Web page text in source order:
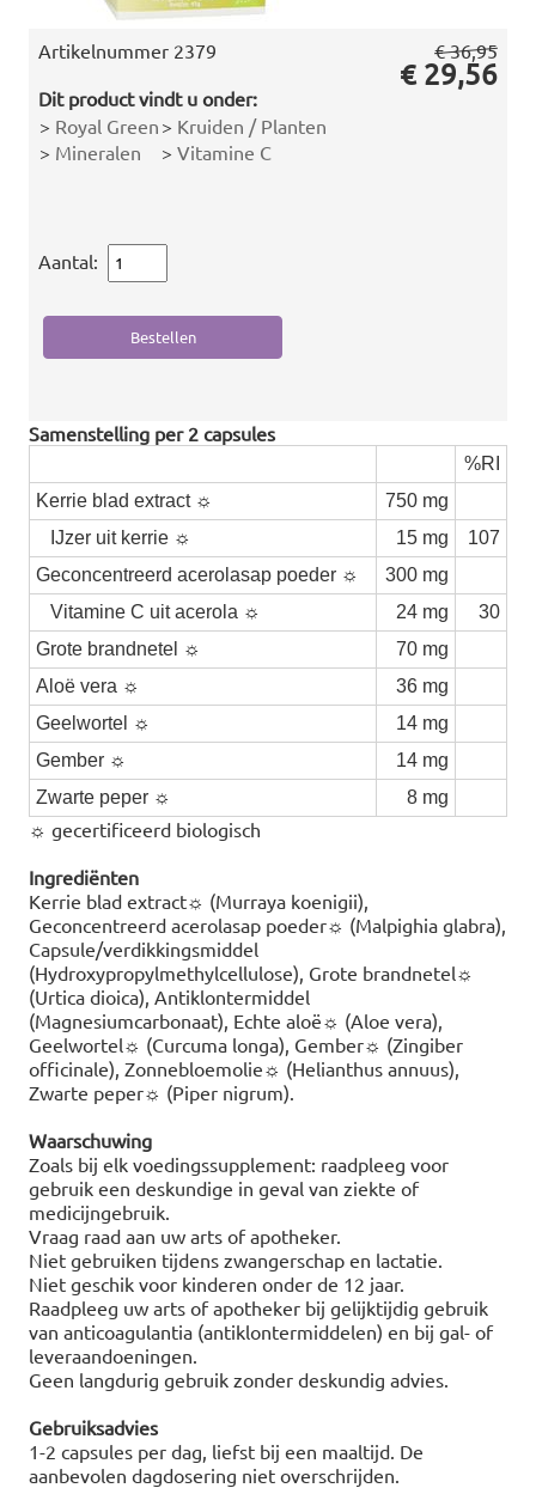
Artikelnummer 2379
Dit product vindt u onder:
> Royal Green > Kruiden / Planten
> Mineralen > Vitamine C
€ 36,95
€ 29,56
Aantal:
Samenstelling per 2 capsules
%RI
Kerrie blad extract ☼
750 mg
IJzer uit kerrie ☼
15 mg
107
Geconcentreerd acerolasap poeder ☼
300 mg
Vitamine C uit acerola ☼
24 mg
30
Grote brandnetel ☼
70 mg
Aloë vera ☼
36 mg
Geelwortel ☼
14 mg
Gember ☼
14 mg
Zwarte peper ☼
8 mg
☼ gecertificeerd biologisch
Ingrediënten
Kerrie blad extract☼ (Murraya koenigii),
Geconcentreerd acerolasap poeder☼ (Malpighia glabra),
Capsule/verdikkingsmiddel
(Hydroxypropylmethylcellulose), Grote brandnetel☼
(Urtica dioica), Antiklontermiddel
(Magnesiumcarbonaat), Echte aloë☼ (Aloe vera),
Geelwortel☼ (Curcuma longa), Gember☼ (Zingiber
officinale), Zonnebloemolie☼ (Helianthus annuus),
Zwarte peper☼ (Piper nigrum).
Waarschuwing
Zoals bij elk voedingssupplement: raadpleeg voor
gebruik een deskundige in geval van ziekte of
medicijngebruik.
Vraag raad aan uw arts of apotheker.
Niet gebruiken tijdens zwangerschap en lactatie.
Niet geschik voor kinderen onder de 12 jaar.
Raadpleeg uw arts of apotheker bij gelijktijdig gebruik
van anticoagulantia (antiklontermiddelen) en bij gal- of
leveraandoeningen.
Geen langdurig gebruik zonder deskundig advies.
Gebruiksadvies
1-2 capsules per dag, liefst bij een maaltijd. De
aanbevolen dagdosering niet overschrijden.